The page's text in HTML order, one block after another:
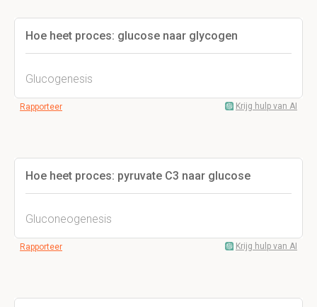
Hoe heet proces: glucose naar glycogen
Glucogenesis
Rapporteer Krijg hulp van AI
Hoe heet proces: pyruvate C3 naar glucose
Gluconeogenesis
Rapporteer Krijg hulp van AI